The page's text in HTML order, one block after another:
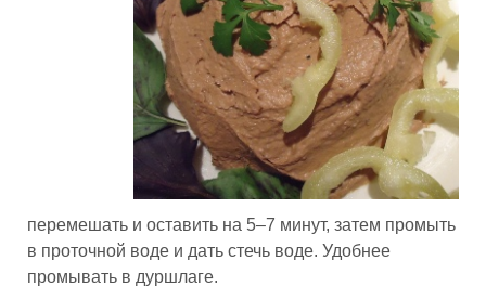
перемешать и оставить на 5–7 минут, затем промыть
в проточной воде и дать стечь воде. Удобнее
промывать в дуршлаге.